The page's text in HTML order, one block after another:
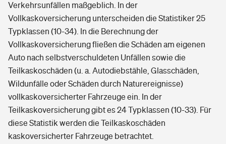
Verkehrsunfällen maßgeblich. In der
Vollkaskoversicherung unterscheiden die Statistiker 25
Typklassen (10-34). In die Berechnung der
Vollkaskoversicherung fließen die Schäden am eigenen
Auto nach selbstverschuldeten Unfällen sowie die
Teilkaskoschäden (u. a. Autodiebstähle, Glasschäden,
Wildunfälle oder Schäden durch Naturereignisse)
vollkaskoversicherter Fahrzeuge ein. In der
Teilkaskoversicherung gibt es 24 Typklassen (10-33). Für
diese Statistik werden die Teilkaskoschäden
kaskoversicherter Fahrzeuge betrachtet.